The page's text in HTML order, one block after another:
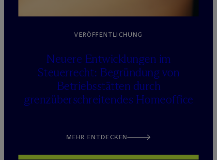
VERÖFFENTLICHUNG
Neuere Entwicklungen im
Steuerrecht: Begründung von
Betriebsstätten durch
grenzüberschreitendes Homeoffice
MEHR ENTDECKEN